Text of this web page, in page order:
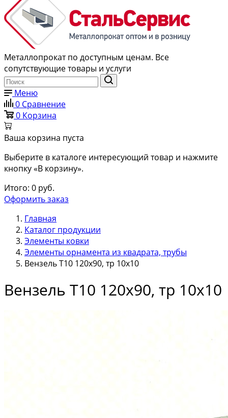
Металлопрокат по доступным ценам. Все
сопутствующие товары и услуги
Меню
0 Сравнение
0 Корзина
Ваша корзина пуста
Выберите в каталоге интересующий товар и нажмите
кнопку «В корзину».
Итого: 0 руб.
Оформить заказ
Главная
Каталог продукции
Элементы ковки
Элементы орнамента из квадрата, трубы
Вензель Т10 120х90, тр 10х10
Вензель Т10 120х90, тр 10х10